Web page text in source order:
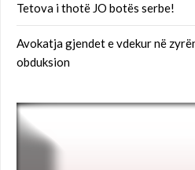
Tetova i thotë JO botës serbe!
Avokatja gjendet e vdekur në
obduksion